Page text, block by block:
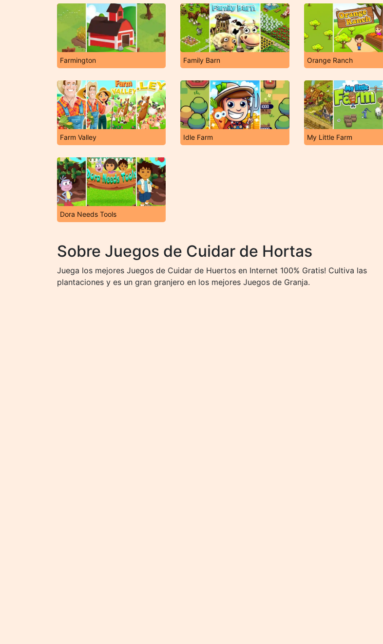
Farmington Family Barn Orange Ranch
Farm Valley Idle Farm My Little Farm
Dora Needs Tools
Sobre Juegos de Cuidar de Hortas
Juega los mejores Juegos de Cuidar de Huertos en Internet 100% Gratis! Cultiva las
plantaciones y es un gran granjero en los mejores Juegos de Granja.